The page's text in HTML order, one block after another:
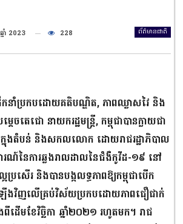
ព័ត៌មានជាតិ
នាំ 2023 228
កនាំប្រកបដោយគតិបណ្ឌិត, ភាពឈ្លាសវៃ និង
េចតេជោ នាយករដ្ឋមន្ត្រី, កម្ពុជាបានក្លាយជា
ងតំបន់ និងសកលលោក ដោយរាជរដ្ឋាភិបាល
រណ៍នៃការឆ្លងរាលដាលនៃជំងឺកូវីដ-១៩ នៅ
ប្រសើរ និងបានបង្កលទ្ធភាពឱ្យកម្ពុជាបើក
វិញលើគ្រប់វិស័យប្រកបដោយភាពជឿជាក់
ពីដើមខែវិច្ឆិកា ឆ្នាំ២០២១ រហូតមក។ រាជ